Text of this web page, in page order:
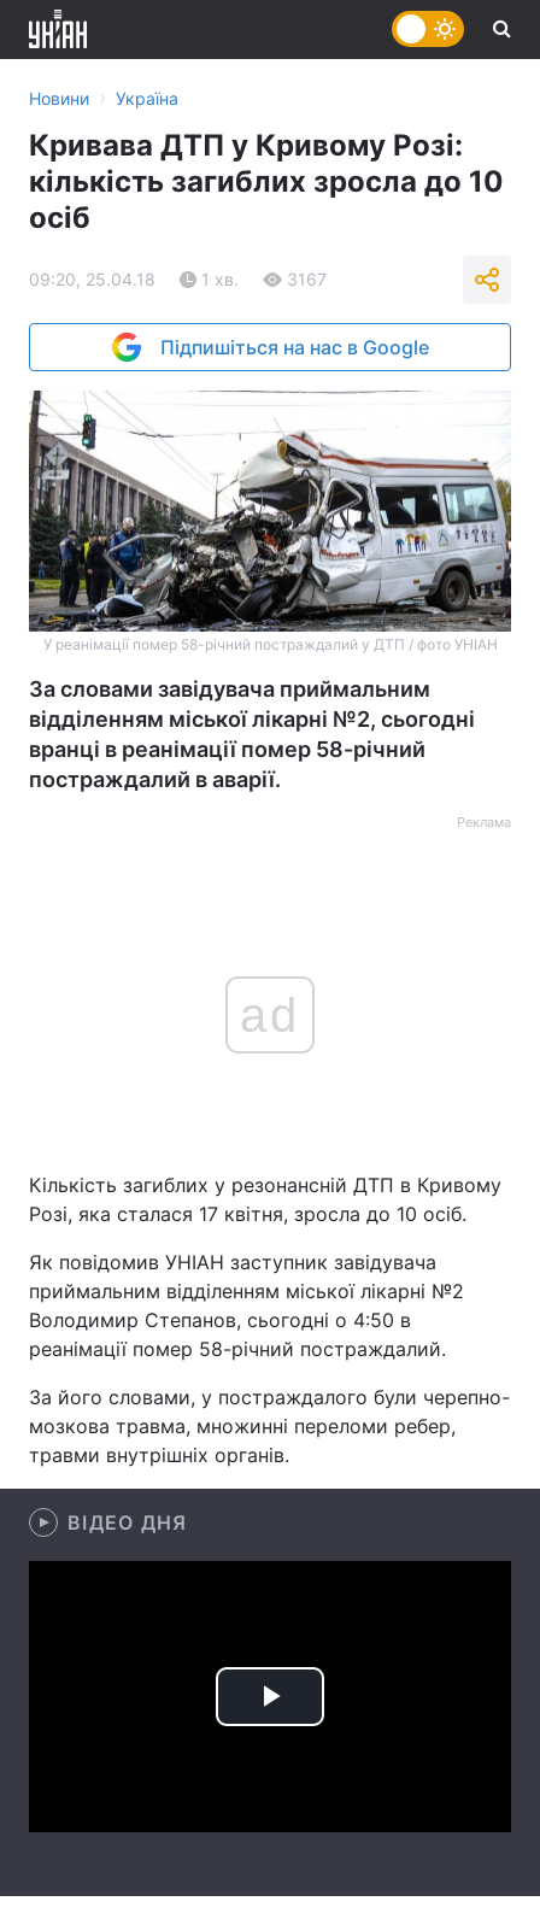
Головна Війна
Економіка Світ
Спорт Наука
Техно і зв'язок Лайт
Зброя
Статті
Архів Вакансії
Контакти
Новини › Україна
Кривава ДТП у Кривому Розі:
кількість загиблих зросла до 10
осіб
09:20, 25.04.18 1 хв. 3167
Підпишіться на нас в Google
У реанімації помер 58-річний постраждалий у ДТП / фото УНІАН
За словами завідувача приймальним
відділенням міської лікарні №2, сьогодні
вранці в реанімації помер 58-річний
постраждалий в аварії.
Реклама
ad
Кількість загиблих у резонансній ДТП в Кривому
Розі, яка сталася 17 квітня, зросла до 10 осіб.
Як повідомив УНІАН заступник завідувача
приймальним відділенням міської лікарні №2
Володимир Степанов, сьогодні о 4:50 в
реанімації помер 58-річний постраждалий.
За його словами, у постраждалого були черепно-
мозкова травма, множинні переломи ребер,
травми внутрішніх органів.
ВІДЕО ДНЯ
Play